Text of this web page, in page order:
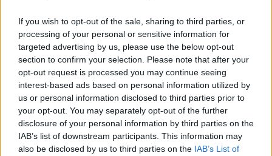
If you wish to opt-out of the sale, sharing to third parties, or
processing of your personal or sensitive information for
targeted advertising by us, please use the below opt-out
section to confirm your selection. Please note that after your
opt-out request is processed you may continue seeing
interest-based ads based on personal information utilized by
us or personal information disclosed to third parties prior to
your opt-out. You may separately opt-out of the further
disclosure of your personal information by third parties on the
IAB’s list of downstream participants. This information may
also be disclosed by us to third parties on the IAB’s List of